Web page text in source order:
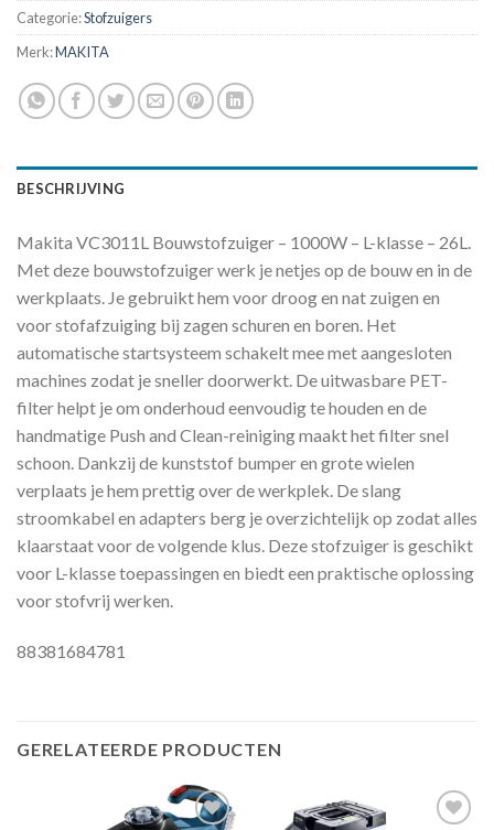
Categorie:Stofzuigers
Merk:MAKITA
BESCHRIJVING
Makita VC3011L Bouwstofzuiger – 1000W – L-klasse – 26L.
Met deze bouwstofzuiger werk je netjes op de bouw en in de
werkplaats. Je gebruikt hem voor droog en nat zuigen en
voor stofafzuiging bij zagen schuren en boren. Het
automatische startsysteem schakelt mee met aangesloten
machines zodat je sneller doorwerkt. De uitwasbare PET-
filter helpt je om onderhoud eenvoudig te houden en de
handmatige Push and Clean-reiniging maakt het filter snel
schoon. Dankzij de kunststof bumper en grote wielen
verplaats je hem prettig over de werkplek. De slang
stroomkabel en adapters berg je overzichtelijk op zodat alles
klaarstaat voor de volgende klus. Deze stofzuiger is geschikt
voor L-klasse toepassingen en biedt een praktische oplossing
voor stofvrij werken.
88381684781
GERELATEERDE PRODUCTEN